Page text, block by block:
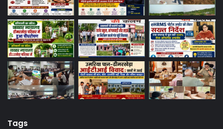
Tags